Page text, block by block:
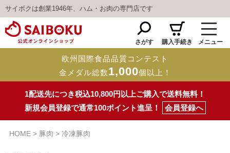
サイボクは創業1946年、ハム・お肉の専門店です
さがす 購入手続き メニュー
欧州国際食品品質コンテスト
金メダル総数1,000個以上！
1配送先につき税込10,800円以上ご購入で送料無料！
新規会員登録で通常100ポイント進呈！
会員登録へ
HOME 豚肉 冷凍豚肉